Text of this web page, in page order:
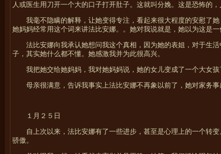
人或医生用刀开一个大的口子打开肚子。这就叫分娩。这是恐怖的
我毫不隐瞒的解释，让她变得专注，看起来很大程度的安慰了
她妈妈经常用这个词来讲法比安娜。。她对我说就是，她以为这是一
法比安娜向我承认她想问我这个真相，因为她的表姐，对于生
子，其实她什么都不懂。她感激我并为此很高兴。
我把她交给她妈妈，我对她妈妈说，她的女儿变成了一个大女
母亲很满意，告诉我事实上法比安娜不再象以前了，她对家务
１月２５日
自上次以来，法比安娜有了一些进步，甚至是心理上的一个转
骄傲。